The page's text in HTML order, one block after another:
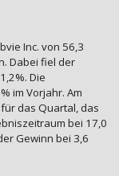
Inc. von 56,3
Dabei fiel der
Die
im Vorjahr. Am
das Quartal, das
bei 17,0
Gewinn bei 3,6